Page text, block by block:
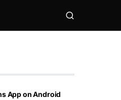
App on Android